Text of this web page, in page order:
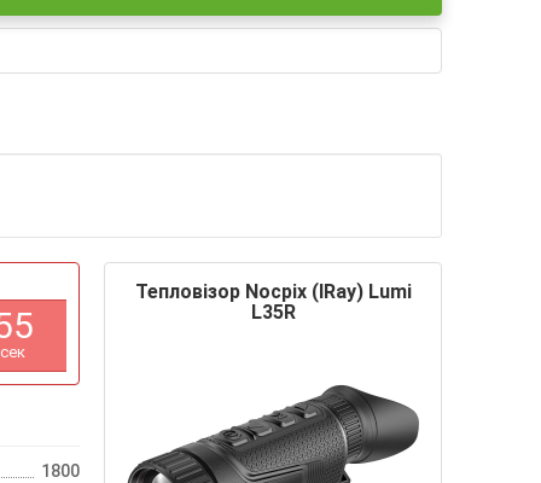
4
сек
1800
Тепловізор Nocpix (IRay) Lumi
L35R